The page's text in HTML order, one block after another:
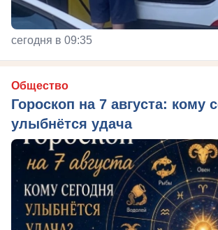
сегодня в 09:35
Общество
Гороскоп на 7 августа: кому
улыбнётся удача